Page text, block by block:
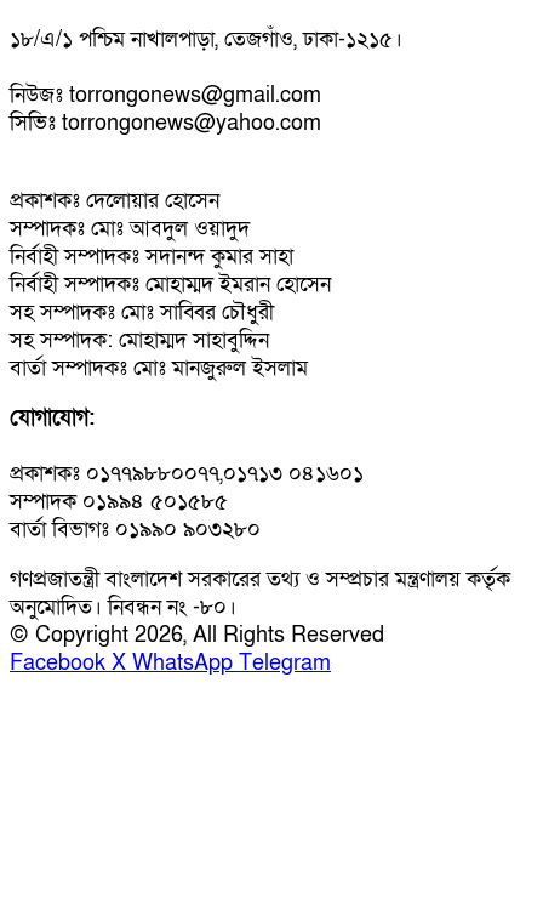
১৮/এ/১ পশ্চিম নাখালপাড়া, তেজগাঁও, ঢাকা-১২১৫।
নিউজঃ torrongonews@gmail.com
সিভিঃ torrongonews@yahoo.com
প্রকাশকঃ দেলোয়ার হোসেন
সম্পাদকঃ মোঃ আবদুল ওয়াদুদ
নির্বাহী সম্পাদকঃ সদানন্দ কুমার সাহা
নির্বাহী সম্পাদকঃ মোহাম্মদ ইমরান হোসেন
সহ সম্পাদকঃ মোঃ সাব্বির চৌধুরী
সহ সম্পাদক: মোহাম্মদ সাহাবুদ্দিন
বার্তা সম্পাদকঃ মোঃ মানজুরুল ইসলাম
যোগাযোগ:
প্রকাশকঃ ০১৭৭৯৮৮০০৭৭,০১৭১৩ ০৪১৬০১
সম্পাদক ০১৯৯৪ ৫০১৫৮৫
বার্তা বিভাগঃ ০১৯৯০ ৯০৩২৮০
গণপ্রজাতন্ত্রী বাংলাদেশ সরকারের তথ্য ও সম্প্রচার মন্ত্রণালয় কর্তৃক
অনুমোদিত। নিবন্ধন নং -৮০।
© Copyright 2026, All Rights Reserved
Facebook X WhatsApp Telegram